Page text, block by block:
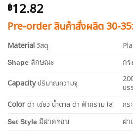
฿12.82
Pre-order สินค้าสั่งผลิต 30-
Material วัสดุ
Shape ลักษณะ กร
Capacityปริมาณความจุ
บร
Colorดำ เขียว น้ำตาล ดำ ฟ้าคราม ใส กร
Set Style มีฝาครอบ ฝา